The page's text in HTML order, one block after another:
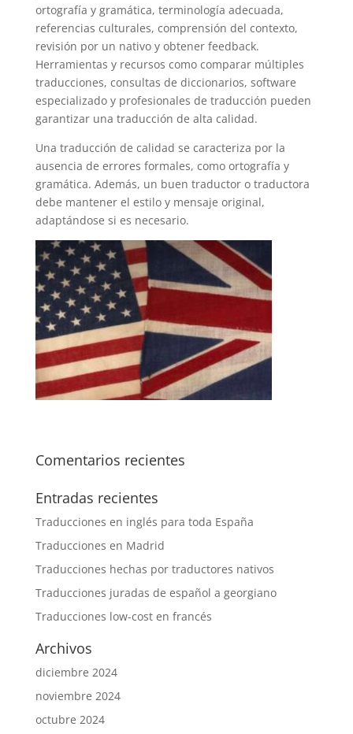
ortografía y gramática, terminología adecuada,
referencias culturales, comprensión del contexto,
revisión por un nativo y obtener feedback.
Herramientas y recursos como comparar múltiples
traducciones, consultas de diccionarios, software
especializado y profesionales de traducción pueden
garantizar una traducción de alta calidad.
Una traducción de calidad se caracteriza por la
ausencia de errores formales, como ortografía y
gramática. Además, un buen traductor o traductora
debe mantener el estilo y mensaje original,
adaptándose si es necesario.
Comentarios recientes
Entradas recientes
Traducciones en inglés para toda España
Traducciones en Madrid
Traducciones hechas por traductores nativos
Traducciones juradas de español a georgiano
Traducciones low-cost en francés
Archivos
diciembre 2024
noviembre 2024
octubre 2024